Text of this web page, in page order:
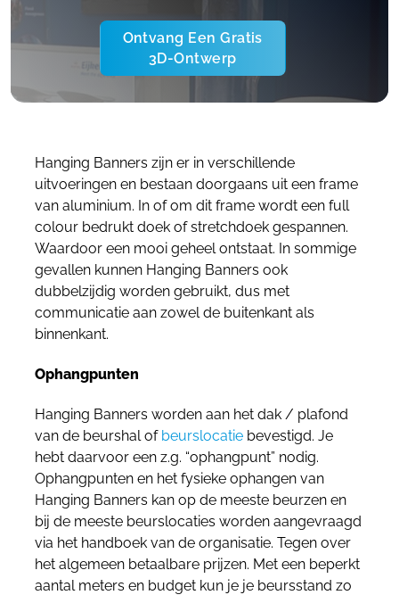
Ontvang Een Gratis
3D-Ontwerp
Hanging Banners zijn er in verschillende
uitvoeringen en bestaan doorgaans uit een frame
van aluminium. In of om dit frame wordt een full
colour bedrukt doek of stretchdoek gespannen.
Waardoor een mooi geheel ontstaat. In sommige
gevallen kunnen Hanging Banners ook
dubbelzijdig worden gebruikt, dus met
communicatie aan zowel de buitenkant als
binnenkant.
Ophangpunten
Hanging Banners worden aan het dak / plafond
van de beurshal of beurslocatie bevestigd. Je
hebt daarvoor een z.g. “ophangpunt” nodig.
Ophangpunten en het fysieke ophangen van
Hanging Banners kan op de meeste beurzen en
bij de meeste beurslocaties worden aangevraagd
via het handboek van de organisatie. Tegen over
het algemeen betaalbare prijzen. Met een beperkt
aantal meters en budget kun je je beursstand zo